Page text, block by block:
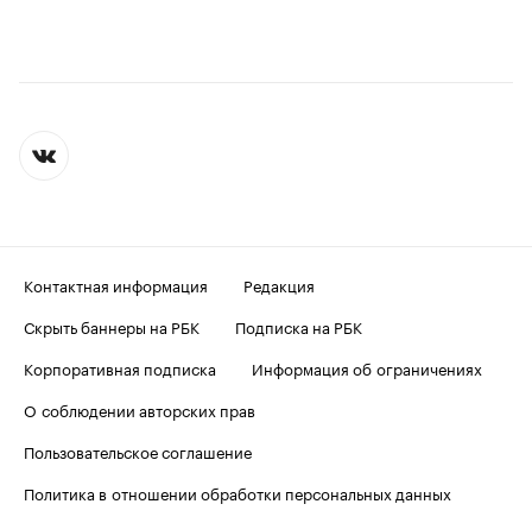
Контактная информация
Редакция
Скрыть баннеры на РБК
Подписка на РБК
Корпоративная подписка
Информация об ограничениях
О соблюдении авторских прав
Пользовательское соглашение
Политика в отношении обработки персональных данных